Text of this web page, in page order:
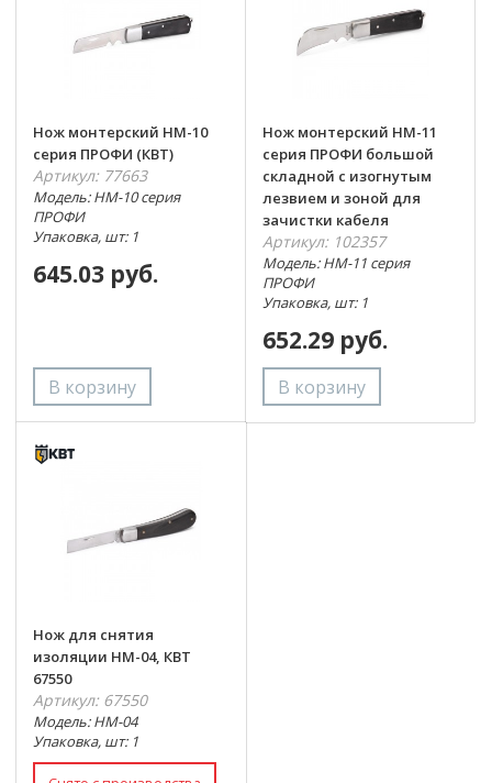
Нож монтерский НМ-10
серия ПРОФИ (КВТ)
Артикул: 77663
Модель: НМ-10 серия
ПРОФИ
Упаковка, шт: 1
645.03 руб.
Нож монтерский НМ-11
серия ПРОФИ большой
складной с изогнутым
лезвием и зоной для
зачистки кабеля
Артикул: 102357
Модель: НМ-11 серия
ПРОФИ
Упаковка, шт: 1
652.29 руб.
Нож для снятия
изоляции НМ-04, КВТ
67550
Артикул: 67550
Модель: НМ-04
Упаковка, шт: 1